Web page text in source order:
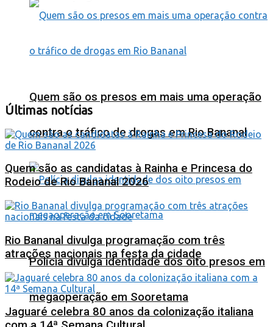
Quem são os presos em mais uma operação
contra o tráfico de drogas em Rio Bananal
Polícia divulga identidade dos oito presos em
megaoperação em Sooretama
Últimas notícias
Quem são as candidatas à Rainha e Princesa do
Rodeio de Rio Bananal 2026
Rio Bananal divulga programação com três
atrações nacionais na festa da cidade
Jaguaré celebra 80 anos da colonização italiana